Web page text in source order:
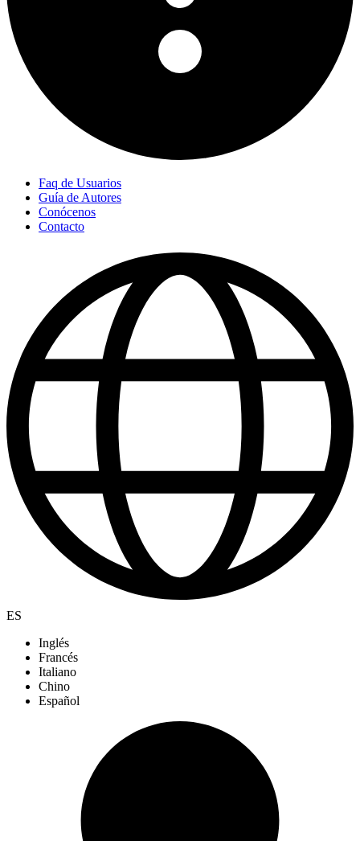
Faq de Usuarios
Guía de Autores
Conócenos
Contacto
ES
Inglés
Francés
Italiano
Chino
Español